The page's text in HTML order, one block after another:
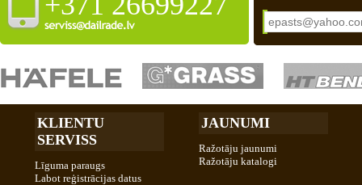
KLIENTU
SERVISS
Līguma paraugs
Labot reģistrācijas datus
JAUNUMI
Ražotāju jaunumi
Ražotāju katalogi